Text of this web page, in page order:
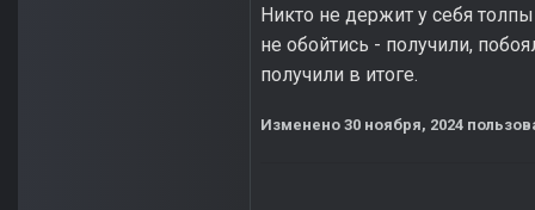
Никто не держит у себя
не обойтись - получили,
получили в итоге.
Изменено 30 ноября, 2024